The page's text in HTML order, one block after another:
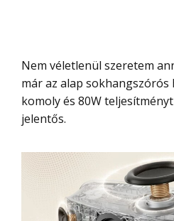
Nem véletlenül szeretem annyira ezt a hangszórót,
már az alap
komoly és 80W
jelentős.